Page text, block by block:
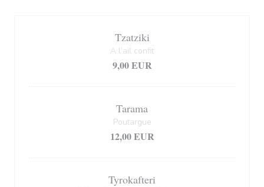
Tzatziki
A l’ail confit
9,00 EUR
Tarama
Poutargue
12,00 EUR
Tyrokafteri